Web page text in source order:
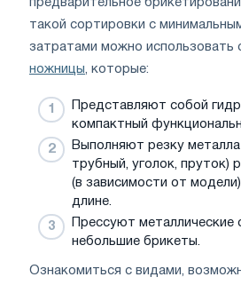
предварительное
такой сортировки с
затратами можно использовать
ножницы, которые:
Представляют собой
компактный
Выполняют резку металла
трубный, уголок, пруток)
(в зависимости от
длине.
Прессуют металлические
небольшие брикеты.
Ознакомиться с видами,